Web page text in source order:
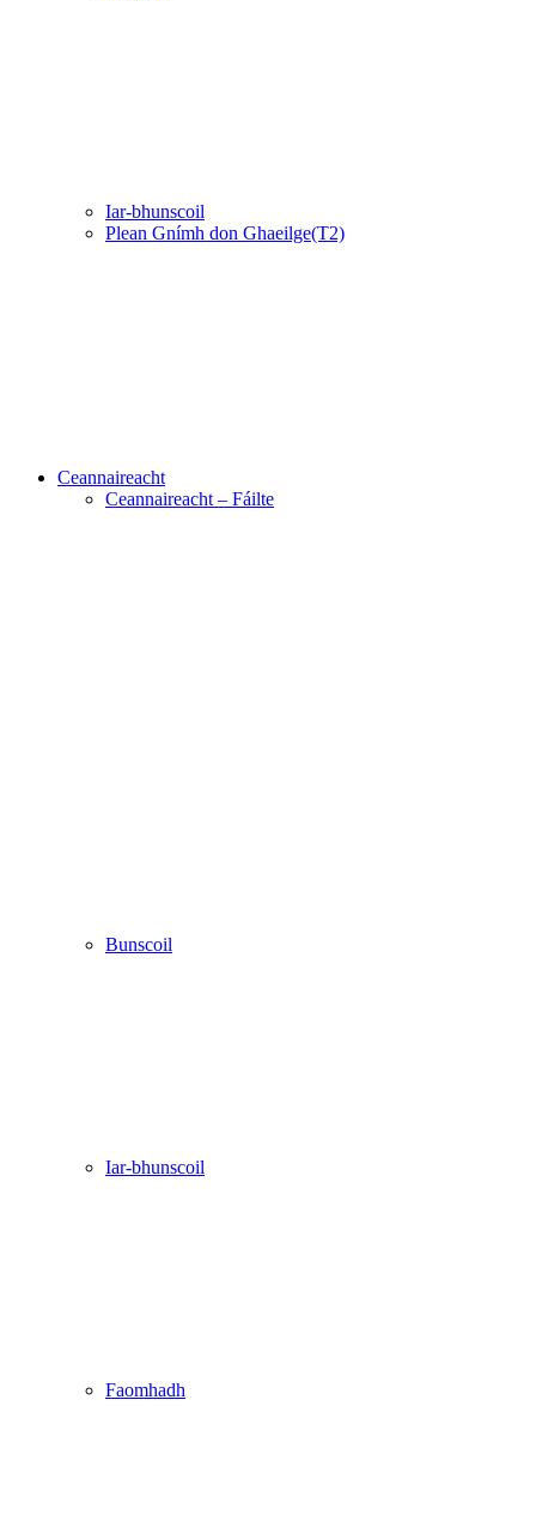
Iar-bhunscoil
Plean Gnímh don Ghaeilge(T2)
Ceannaireacht
Ceannaireacht – Fáilte
Bunscoil
Iar-bhunscoil
Faomhadh